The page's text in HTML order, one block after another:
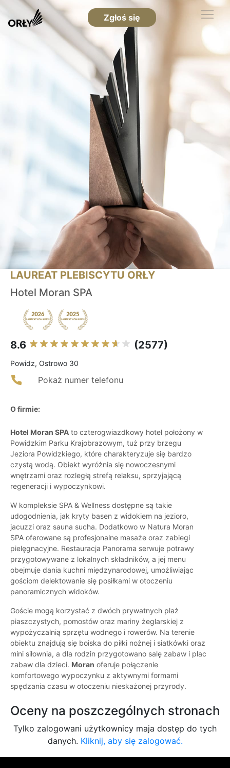
Zgłoś się
LAUREAT PLEBISCYTU ORŁY
Hotel Moran SPA
8.6 (2577)
Powidz, Ostrowo 30
Pokaż numer telefonu
O firmie:
Hotel Moran SPA to czterogwiazdkowy hotel położony w
Powidzkim Parku Krajobrazowym, tuż przy brzegu
Jeziora Powidzkiego, które charakteryzuje się bardzo
czystą wodą. Obiekt wyróżnia się nowoczesnymi
wnętrzami oraz rozległą strefą relaksu, sprzyjającą
regeneracji i wypoczynkowi.
W kompleksie SPA & Wellness dostępne są takie
udogodnienia, jak kryty basen z widokiem na jezioro,
jacuzzi oraz sauna sucha. Dodatkowo w Natura Moran
SPA oferowane są profesjonalne masaże oraz zabiegi
pielęgnacyjne. Restauracja Panorama serwuje potrawy
przygotowywane z lokalnych składników, a jej menu
obejmuje dania kuchni międzynarodowej, umożliwiając
gościom delektowanie się posiłkami w otoczeniu
panoramicznych widoków.
Goście mogą korzystać z dwóch prywatnych plaż
piaszczystych, pomostów oraz mariny żeglarskiej z
wypożyczalnią sprzętu wodnego i rowerów. Na terenie
obiektu znajdują się boiska do piłki nożnej i siatkówki oraz
mini siłownia, a dla rodzin przygotowano salę zabaw i plac
zabaw dla dzieci. Moran oferuje połączenie
komfortowego wypoczynku z aktywnymi formami
spędzania czasu w otoczeniu nieskażonej przyrody.
Oceny na poszczególnych stronach
Tylko zalogowani użytkownicy maja dostęp do tych
danych. Kliknij, aby się zalogować.